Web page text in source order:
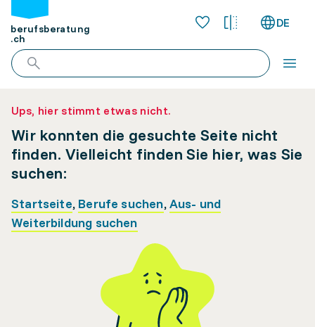
berufsberatung
.ch
DE
Ups, hier stimmt etwas nicht.
Wir konnten die gesuchte Seite nicht
finden. Vielleicht finden Sie hier, was Sie
suchen:
Startseite, Berufe suchen,Aus- und
Weiterbildung suchen